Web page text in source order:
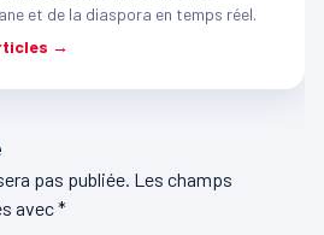
et de la diaspora en temps réel.
→
pas publiée. Les champs
avec*